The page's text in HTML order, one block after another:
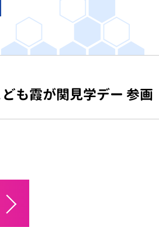
も霞が関見学デー 参画